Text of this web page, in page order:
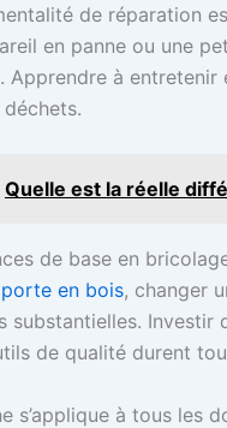
de réparation
en panne ou une
Apprendre à
Quelle est la réelle
de base en
en bois, changer
substantielles. Investir
de qualité durent
s’applique à tous les